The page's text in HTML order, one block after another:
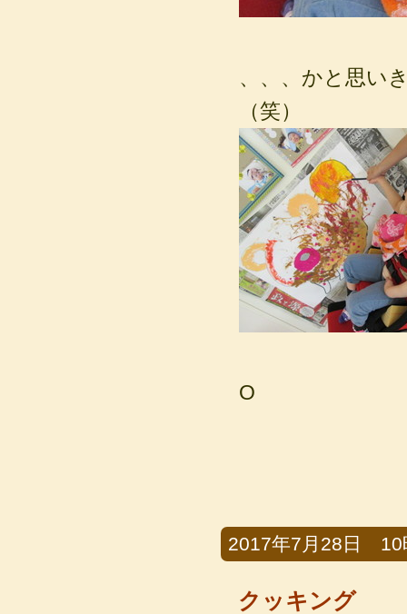
、、、かと思い
（笑）
O
2017年7月28日 10
クッキング